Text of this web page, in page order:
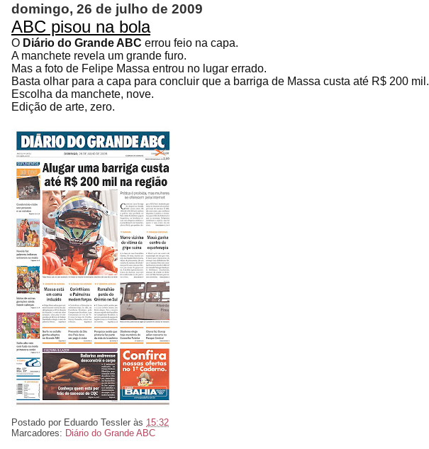
domingo, 26 de julho de 2009
ABC pisou na bola
O Diário do Grande ABC errou feio na capa.
A manchete revela um grande furo.
Mas a foto de Felipe Massa entrou no lugar errado.
Basta olhar para a capa para concluir que a barriga de Massa custa até R$ 200 mil.
Escolha da manchete, nove.
Edição de arte, zero.
Postado por Eduardo Tessler às 15:32
Marcadores: Diário do Grande ABC